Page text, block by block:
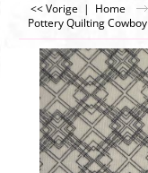
<< Vorige | Home
Pottery Quilting Cowboy